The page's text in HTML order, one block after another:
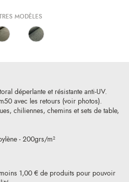
MODÈLES
1,00 € de produits pour pouvoir
déperlante et résistante anti-UV.
avec les retours (voir photos).
chiliennes, chemins et sets de table,
- 200grs/m²